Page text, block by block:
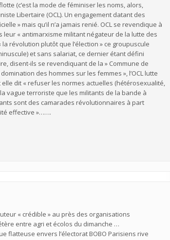
(c’est la mode de féminiser les noms, alors,
Libertaire (OCL). Un engagement datant des
» mais qu’il n’a jamais renié. OCL se revendique à
« antimarxisme militant négateur de la lutte des
révolution plutôt que l’élection » ce groupuscule
et sans salariat, ce dernier étant défini
disent-ils se revendiquant de la » Commune de
des hommes sur les femmes », l’OCL lutte
dit « refuser les normes actuelles (hétérosexualité,
vague terroriste que les militants de la bande à
sont des camarades révolutionnaires à part
effective »…….
« crédible » au près des organisations
entre agri et écolos du dimanche …
flatteuse envers l’électorat BOBO Parisiens rive